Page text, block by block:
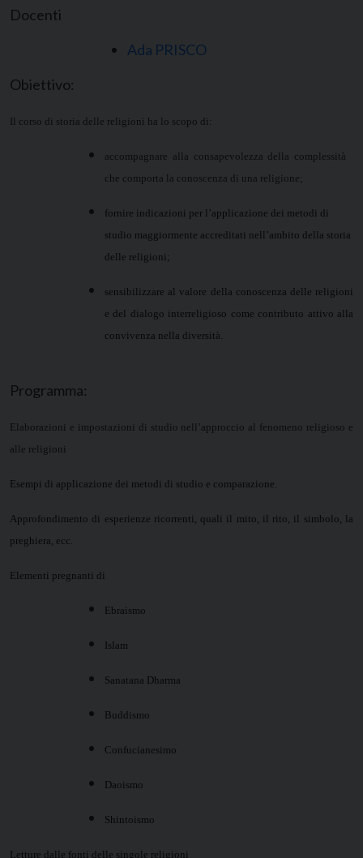
Docenti
Ada PRISCO
Obiettivo:
Il corso di storia delle religioni ha lo scopo di:
accompagnare alla consapevolezza della complessità
che comporta la conoscenza di una religione;
fornire indicazioni per l’applicazione dei metodi di
studio maggiormente accreditati nell’ambito della storia
delle religioni;
sensibilizzare al valore della conoscenza delle religioni
e del dialogo interreligioso come contributo attivo alla
convivenza nella diversità.
Programma:
Elaborazioni e impostazioni di studio nell’approccio al fenomeno religioso e
alle religioni
Esempi di applicazione dei metodi di studio e comparazione.
Approfondimento di esperienze ricorrenti, quali il mito, il rito, il simbolo, la
preghiera, ecc.
Elementi pregnanti di
Ebraismo
Islam
Sanatana Dharma
Buddismo
Confucianesimo
Daoismo
Shintoismo
Letture dalle fonti delle singole religioni